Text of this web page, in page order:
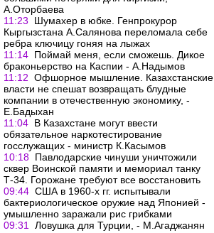
А.Оторбаева
11:23
Шумахер в юбке. Генпрокурор
Кыргызстана А.Салянова переломала себе
ребра ключицу гоняя на лыжах
11:14 Поймай меня, если сможешь. Дикое
браконьерство на Каспии - А.Надымов
11:12 Офшорное мышление. Казахстанские
власти не спешат возвращать блудные
компании в отечественную экономику, -
Е.Бадыхан
11:04 В Казахстане могут ввести
обязательное наркотестирование
госслужащих - министр К.Касымов
10:18 Павлодарские чинуши уничтожили
сквер Воинской памяти и мемориал танку
Т-34. Горожане требуют все восстановить
09:44 США в 1960-х гг. испытывали
бактериологическое оружие над Японией -
умышленно заражали рис грибками
09:31
Ловушка для Турции, - М.Агаджанян